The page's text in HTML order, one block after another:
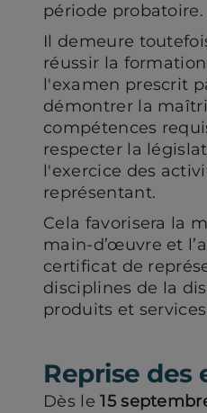
période probatoire.
Il demeure
réussir la
l'examen prescrit
démontrer la
compétences
respecter la
l'exercice des
représentant.
Cela favorisera la
main-d’œuvre et
certificat de
disciplines de la
produits et
Reprise des
Dès le15